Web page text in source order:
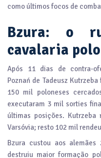
como últimos focos de
Bzura: o
cavalaria
Após 11 dias de contra-
Poznań de Tadeusz
150 mil poloneses
executaram 3 mil sorties
últimas posições.
Varsóvia; resto 102 mil
Bzura custou aos
destruiu maior formação